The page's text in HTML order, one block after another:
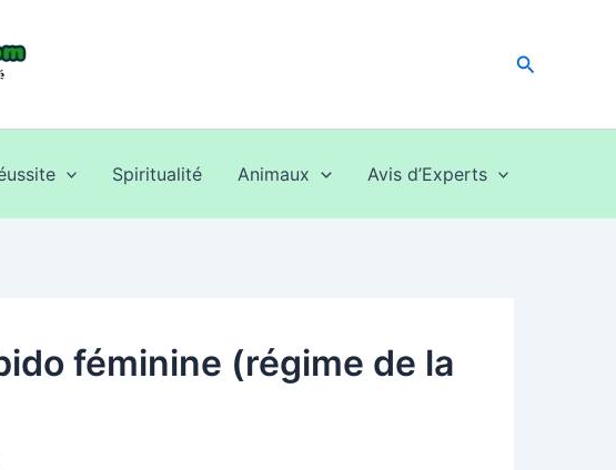
Spiritualité Animaux Avis d’Experts
féminine (régime de la